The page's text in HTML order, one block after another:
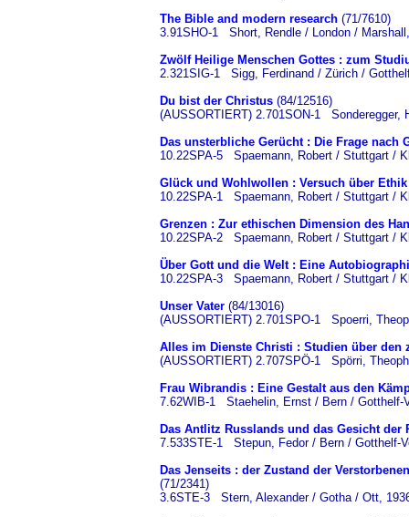
The Bible and modern research (71/7610)
3.91SHO-1 Short, Rendle / London /
Zwölf Heilige Menschen Gottes : zum
2.321SIG-1 Sigg, Ferdinand / Zürich /
Du bist der Christus (84/12516)
(AUSSORTIERT) 2.701SON-1 Sonderegger,
Das unsterbliche Gerücht : Die Frage nach
10.22SPA-5 Spaemann, Robert / Stuttgart /
Glück und Wohlwollen : Versuch über Ethik
10.22SPA-1 Spaemann, Robert / Stuttgart /
Grenzen : Zur ethischen Dimension des
10.22SPA-2 Spaemann, Robert / Stuttgart /
Über Gott und die Welt : Eine
10.22SPA-3 Spaemann, Robert / Stuttgart /
Unser Vater (84/13016)
(AUSSORTIERT) 2.701SPO-1 Spoerri,
Alles im Dienste Christi : Studien über den
(AUSSORTIERT) 2.707SPÖ-1 Spörri,
Frau Wibrandis : Eine Gestalt aus den
7.62WIB-1 Staehelin, Ernst / Bern / Gotthelf-
Das Antlitz Russlands und das Gesicht der
7.533STE-1 Stepun, Fedor / Bern / Gotthelf-
Das Jenseits : der Zustand der
(71/2341)
3.6STE-3 Stern, Alexander / Gotha / Ott,